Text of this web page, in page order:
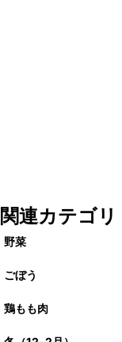
関連カテゴリ
野菜
ごぼう
鶏もも肉